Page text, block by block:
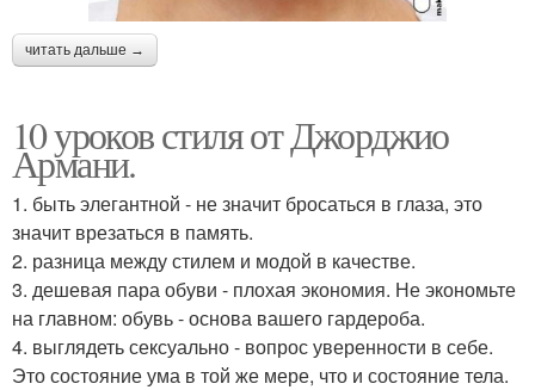
читать дальше →
10 уроков стиля от Джорджио
Армани.
1. быть элегантной - не значит бросаться в глаза, это
значит врезаться в память.
2. разница между стилем и модой в качестве.
3. дешевая пара обуви - плохая экономия. Не экономьте
на главном: обувь - основа вашего гардероба.
4. выглядеть сексуально - вопрос уверенности в себе.
Это состояние ума в той же мере, что и состояние тела.